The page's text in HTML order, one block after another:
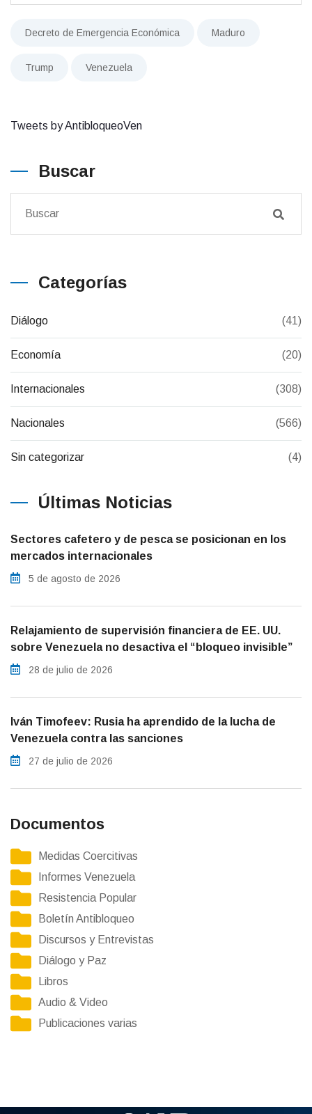
Decreto de Emergencia Económica Maduro
Trump Venezuela
Tweets by AntibloqueoVen
Buscar
Categorías
Diálogo (41)
Economía (20)
Internacionales (308)
Nacionales (566)
Sin categorizar (4)
Últimas Noticias
Sectores cafetero y de pesca se posicionan en los
mercados internacionales
5 de agosto de 2026
Relajamiento de supervisión financiera de EE. UU.
sobre Venezuela no desactiva el “bloqueo invisible”
28 de julio de 2026
Iván Timofeev: Rusia ha aprendido de la lucha de
Venezuela contra las sanciones
27 de julio de 2026
Documentos
Medidas Coercitivas
Informes Venezuela
Resistencia Popular
Boletín Antibloqueo
Discursos y Entrevistas
Diálogo y Paz
Libros
Audio & Video
Publicaciones varias